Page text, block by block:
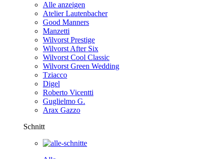
Alle anzeigen
Atelier Lautenbacher
Good Manners
Manzetti
Wilvorst Prestige
Wilvorst After Six
Wilvorst Cool Classic
Wilvorst Green Wedding
Tziacco
Digel
Roberto Vicentti
Guglielmo G.
Arax Gazzo
Schnitt